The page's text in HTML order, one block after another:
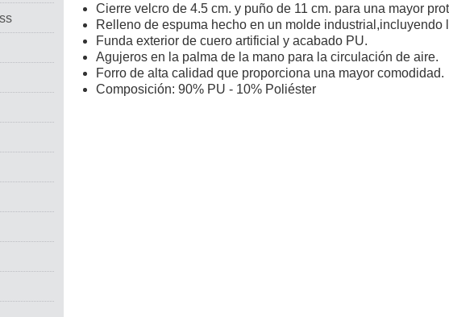
Cierre velcro de 4.5 cm. y puño de 11 cm. para una mayor
Relleno de espuma hecho en un molde industrial,incluyendo
Funda exterior de cuero artificial y acabado PU.
Agujeros en la palma de la mano para la circulación de aire.
Forro de alta calidad que proporciona una mayor comodidad.
Composición: 90% PU - 10% Poliéster